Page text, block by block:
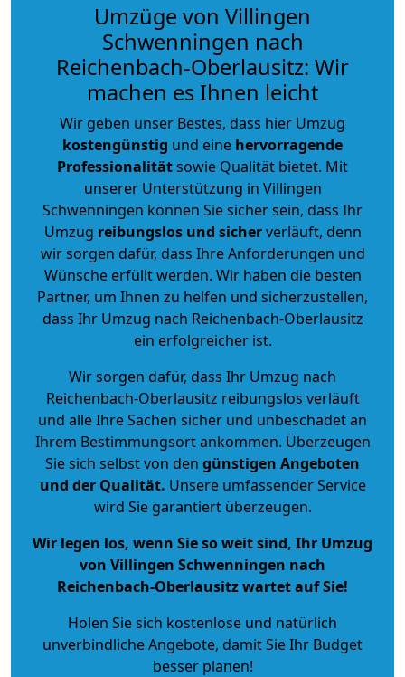
Umzüge von Villingen
Schwenningen nach
Reichenbach-Oberlausitz: Wir
machen es Ihnen leicht
Wir geben unser Bestes, dass hier Umzug
kostengünstig und eine hervorragende
Professionalitätsowie Qualität bietet. Mit
unserer Unterstützung in Villingen
Schwenningen können Sie sicher sein, dass Ihr
Umzug reibungslos und sicherverläuft, denn
wir sorgen dafür, dass Ihre Anforderungen und
Wünsche erfüllt werden. Wir haben die besten
Partner, um Ihnen zu helfen und sicherzustellen,
dass Ihr Umzug nach Reichenbach-Oberlausitz
ein erfolgreicher ist.
Wir sorgen dafür, dass Ihr Umzug nach
Reichenbach-Oberlausitz reibungslos verläuft
und alle Ihre Sachen sicher und unbeschadet an
Ihrem Bestimmungsort ankommen. Überzeugen
Sie sich selbst von den günstigen Angeboten
und der Qualität. Unsere umfassender Service
wird Sie garantiert überzeugen.
Wir legen los, wenn Sie so weit sind, Ihr Umzug
von Villingen Schwenningen nach
Reichenbach-Oberlausitz wartet auf Sie!
Holen Sie sich kostenlose und natürlich
unverbindliche Angebote, damit Sie Ihr Budget
besser planen!